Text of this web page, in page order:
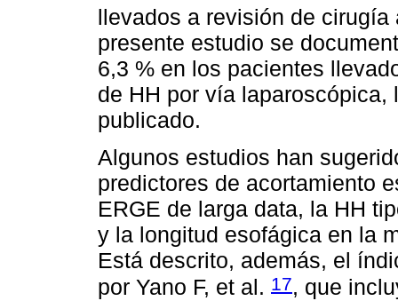
llevados a revisión de
presente estudio se
6,3 % en los pacientes
de HH por vía
publicado.
Algunos estudios han
predictores de acortamiento
ERGE de larga data, la HH
y la longitud esofágica en la
Está descrito, además, el
por Yano F, et al. 17, que